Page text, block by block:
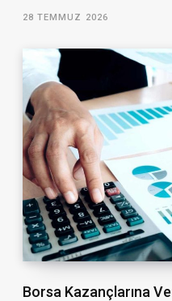
28 TEMMUZ 2026
Borsa Kazançlarına